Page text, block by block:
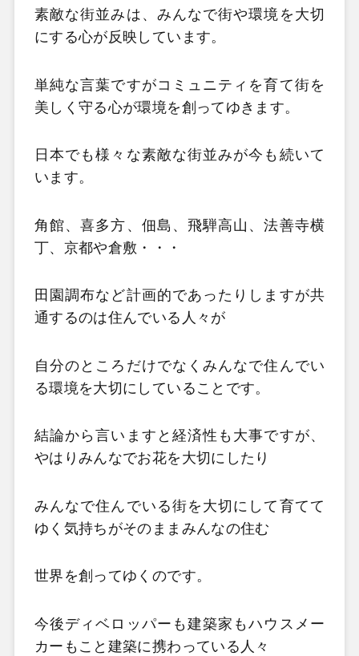
素敵な街並みは、みんなで街や環境を大切
にする心が反映しています。
単純な言葉ですがコミュニティを育て街を
美しく守る心が環境を創ってゆきます。
日本でも様々な素敵な街並みが今も続いて
います。
角館、喜多方、佃島、飛騨高山、法善寺横
丁、京都や倉敷・・・
田園調布など計画的であったりしますが共
通するのは住んでいる人々が
自分のところだけでなくみんなで住んでい
る環境を大切にしていることです。
結論から言いますと経済性も大事ですが、
やはりみんなでお花を大切にしたり
みんなで住んでいる街を大切にして育てて
ゆく気持ちがそのままみんなの住む
世界を創ってゆくのです。
今後ディベロッパーも建築家もハウスメー
カーもこと建築に携わっている人々